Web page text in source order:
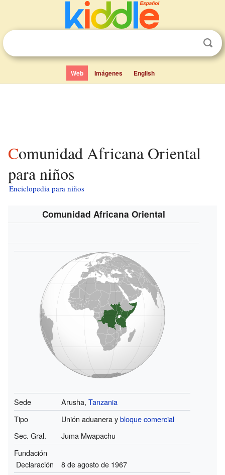
Web Imágenes English
Comunidad Africana Oriental
para niños
Enciclopedia para niños
Comunidad Africana Oriental
Sede Arusha, Tanzania
Tipo
Unión aduanera ybloque comercial
Sec. Gral.
Juma Mwapachu
Fundación
Declaración
8 de agosto de 1967